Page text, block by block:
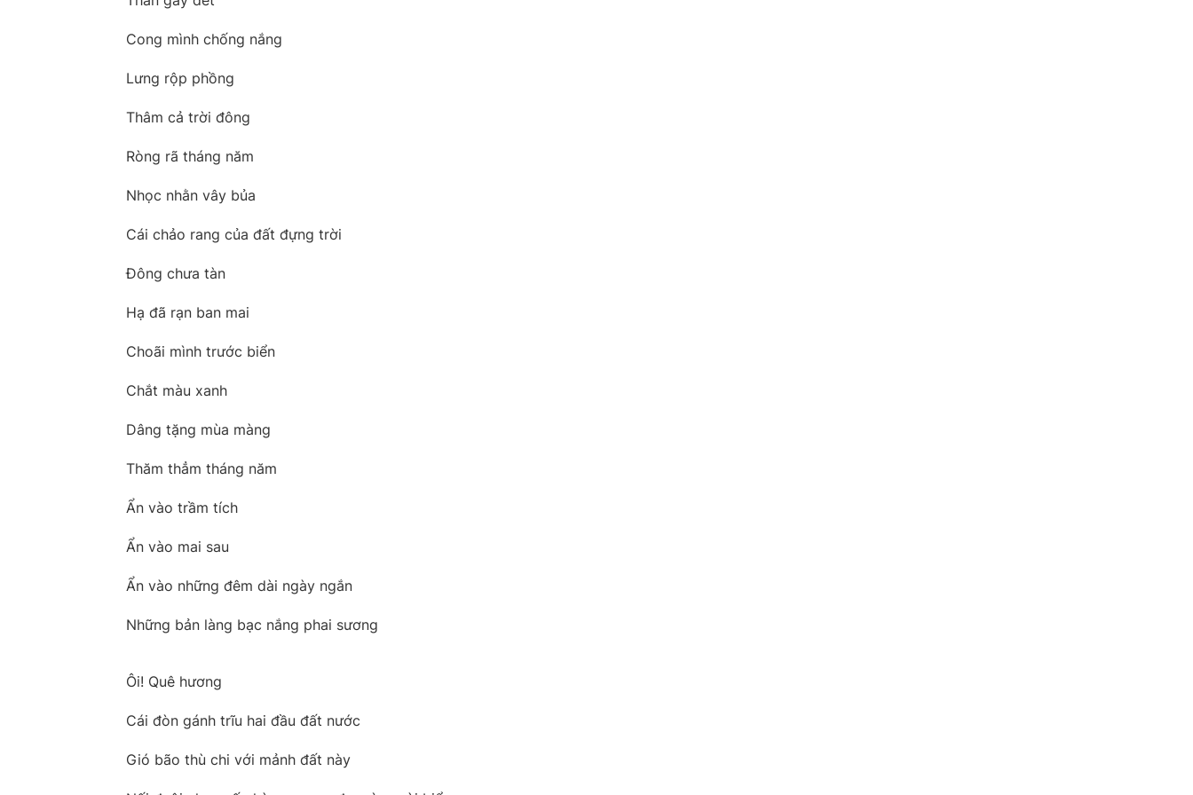
Cong mình chống nắng
Lưng rộp phồng
Thâm cả trời đông
Ròng rã tháng năm
Nhọc nhằn vây bủa
Cái chảo rang của đất đựng trời
Đông chưa tàn
Hạ đã rạn ban mai
Choãi mình trước biển
Chắt màu xanh
Dâng tặng mùa màng
Thăm thẳm tháng năm
Ẩn vào trầm tích
Ẩn vào mai sau
Ẩn vào những đêm dài ngày ngắn
Những bản làng bạc nắng phai sương
Ôi! Quê hương
Cái đòn gánh trĩu hai đầu đất nước
Gió bão thù chi với mảnh đất này